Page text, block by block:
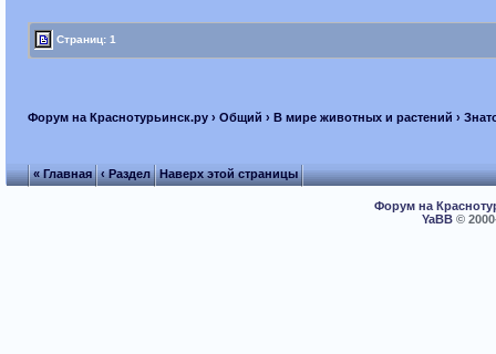
Страниц: 1
Форум на Краснотурьинск.ру› Общий › В мире животных и растений ›
« Главная ‹ Раздел Наверх этой страницы
Форум на
YaBB©